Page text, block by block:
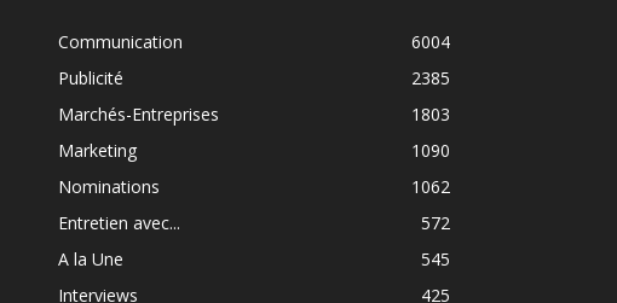
Communication
6004
Publicité
2385
Marchés-Entreprises
1803
Marketing
1090
Nominations
1062
Entretien avec...
572
A la Une
545
Interviews
425